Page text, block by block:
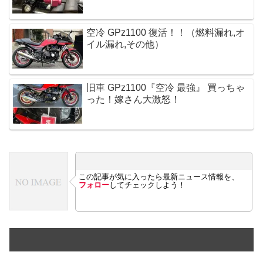
空冷 GPz1100 復活！！（燃料漏れ,オ
イル漏れ,その他）
旧車 GPz1100『空冷 最強』 買っちゃ
った！嫁さん大激怒！
この記事が気に入ったら最新ニュース情報を、
フォローしてチェックしよう！